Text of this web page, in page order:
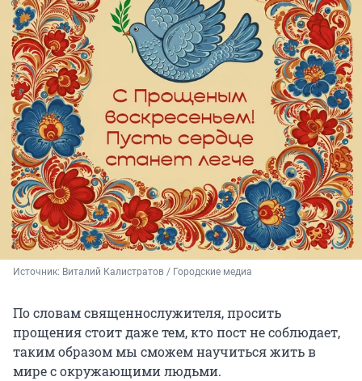
Источник: Виталий Калистратов / Городские медиа
По словам священнослужителя, просить
прощения стоит даже тем, кто пост не соблюдает,
таким образом мы сможем научиться жить в
мире с окружающими людьми.